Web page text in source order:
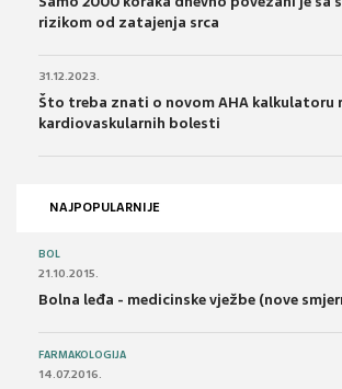
rizikom od zatajenja srca
31.12.2023.
Što treba znati o novom AHA kalkulatoru
kardiovaskularnih bolesti
NAJPOPULARNIJE
BOL
21.10.2015.
Bolna leđa - medicinske vježbe (nove
FARMAKOLOGIJA
14.07.2016.